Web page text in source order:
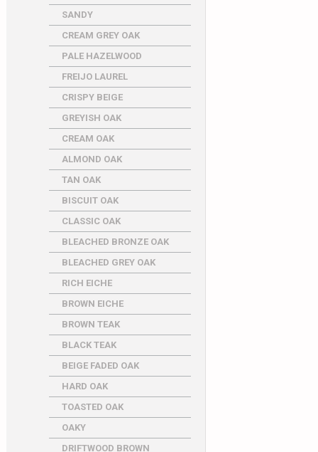
SANDY
CREAM GREY OAK
PALE HAZELWOOD
FREIJO LAUREL
CRISPY BEIGE
GREYISH OAK
CREAM OAK
ALMOND OAK
TAN OAK
BISCUIT OAK
CLASSIC OAK
BLEACHED BRONZE OAK
BLEACHED GREY OAK
RICH EICHE
BROWN EICHE
BROWN TEAK
BLACK TEAK
BEIGE FADED OAK
HARD OAK
TOASTED OAK
OAKY
DRIFTWOOD BROWN